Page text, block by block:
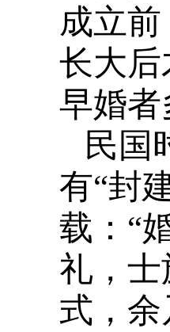
成立
长大后
早婚者
民国
有“封
载：“
礼，
式，